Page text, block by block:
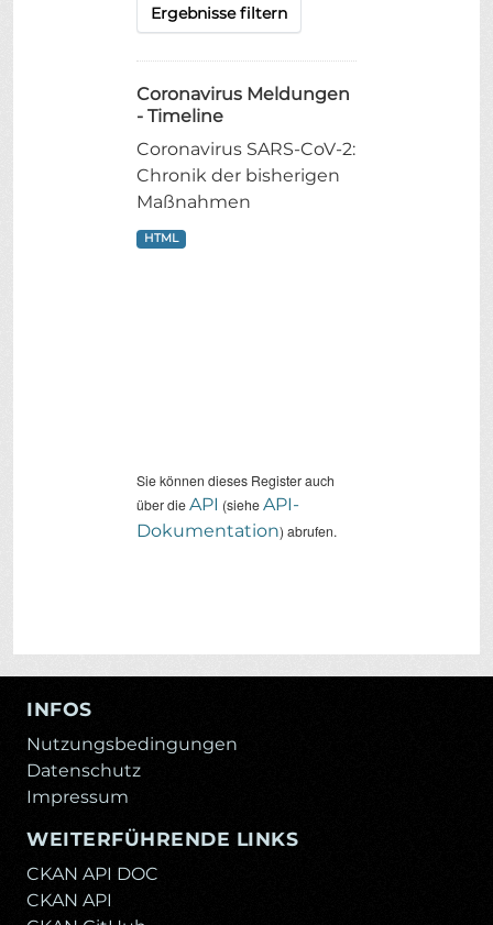
Ergebnisse filtern
Coronavirus Meldungen
- Timeline
Coronavirus SARS-CoV-2:
Chronik der bisherigen
Maßnahmen
HTML
Sie können dieses Register auch
über dieAPI (sieheAPI-
Dokumentation) abrufen.
INFOS
Nutzungsbedingungen
Datenschutz
Impressum
WEITERFÜHRENDE LINKS
CKAN API DOC
CKAN API